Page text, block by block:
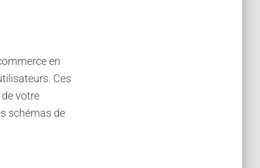
en
Ces
votre
schémas de